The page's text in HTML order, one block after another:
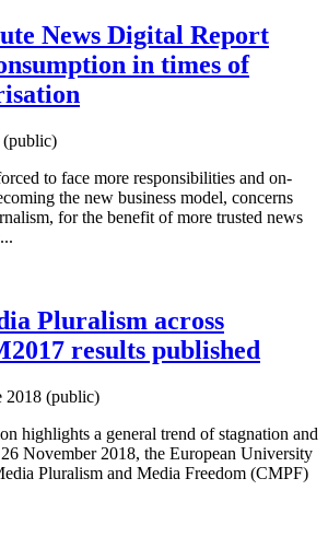
News Digital Report
in times of
(public)
to face more responsibilities and on-
the new business model, concerns
for the benefit of more trusted news
Pluralism across
results published
2018 (public)
highlights a general trend of stagnation and
November 2018, the European University
Pluralism and Media Freedom (CMPF)